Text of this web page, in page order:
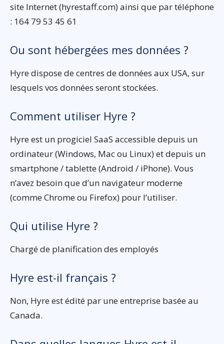
site Internet (hyrestaff.com) ainsi que par téléphone
: 164 79 53 45 61
Ou sont hébergées mes données ?
Hyre dispose de centres de données aux USA, sur
lesquels vos données seront stockées.
Comment utiliser Hyre ?
Hyre est un progiciel SaaS accessible depuis un
ordinateur (Windows, Mac ou Linux) et depuis un
smartphone / tablette (Android / iPhone). Vous
n’avez besoin que d’un navigateur moderne
(comme Chrome ou Firefox) pour l’utiliser.
Qui utilise Hyre ?
Chargé de planification des employés
Hyre est-il français ?
Non, Hyre est édité par une entreprise basée au
Canada.